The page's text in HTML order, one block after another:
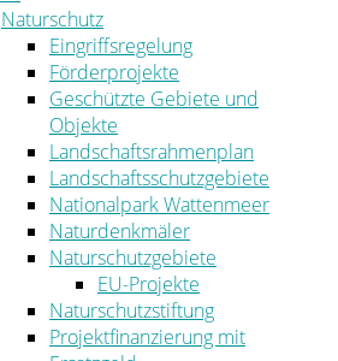
Naturschutz
Eingriffsregelung
Förderprojekte
Geschützte Gebiete und
Objekte
Landschaftsrahmenplan
Landschaftsschutzgebiete
Nationalpark Wattenmeer
Naturdenkmäler
Naturschutzgebiete
EU-Projekte
Naturschutzstiftung
Projektfinanzierung mit